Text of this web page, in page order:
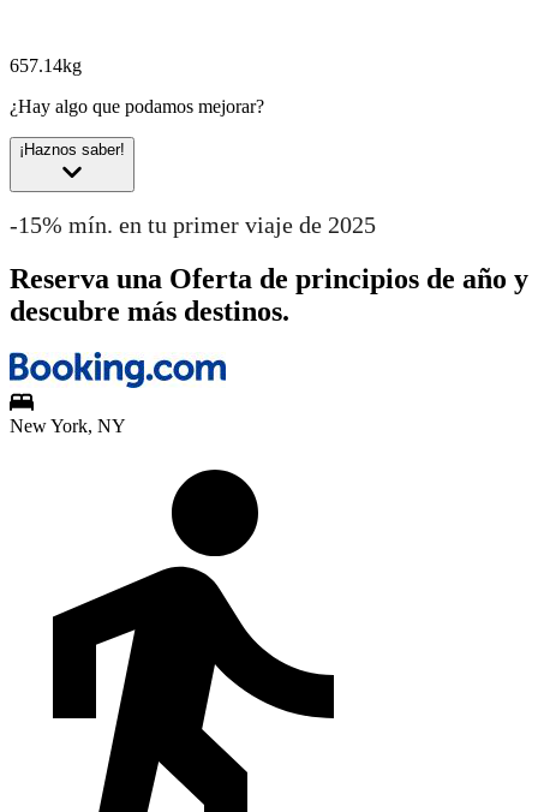
657.14kg
¿Hay algo que podamos mejorar?
¡Haznos saber!
-15% mín. en tu primer viaje de 2025
Reserva una Oferta de principios de año y
descubre más destinos.
New York, NY